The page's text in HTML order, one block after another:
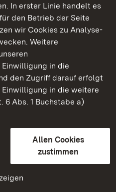
In erster Linie handelt es
den Betrieb der Seite
wir Cookies zu Analyse-
Weitere
Einwilligung in die
den Zugriff darauf erfolgt
Einwilligung in die weitere
6 Abs. 1 Buchstabe a)
Allen Cookies
zustimmen
Baden‑Württemberg
Baden-Württemberg